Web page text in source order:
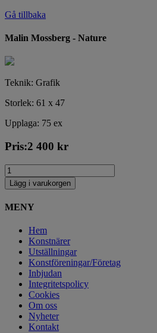
Gå tillbaka
Malin Mossberg - Nature
Teknik: Grafik
Storlek: 61 x 47
Upplaga: 75 ex
Pris:2 400 kr
Lägg i varukorgen
MENY
Hem
Konstnärer
Utställningar
Konstföreningar/Företag
Inbjudan
Integritetspolicy
Cookies
Om oss
Nyheter
Kontakt